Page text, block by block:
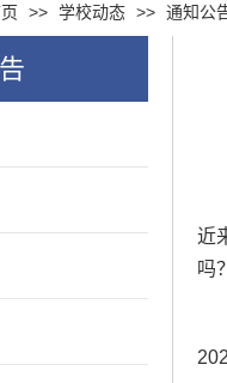
>> 学校动态 >> 通知公
近
吗